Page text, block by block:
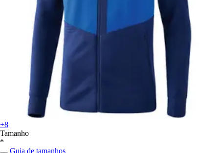
+8
Tamanho
*
Guia de tamanhos